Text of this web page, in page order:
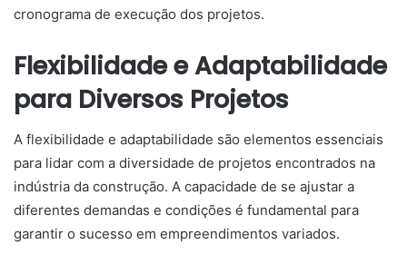
cronograma de execução dos projetos.
Flexibilidade e Adaptabilidade
para Diversos Projetos
A flexibilidade e adaptabilidade são elementos essenciais
para lidar com a diversidade de projetos encontrados na
indústria da construção. A capacidade de se ajustar a
diferentes demandas e condições é fundamental para
garantir o sucesso em empreendimentos variados.